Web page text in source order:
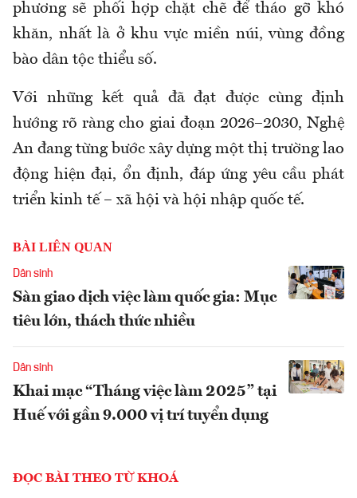
phương sẽ phối hợp chặt chẽ để tháo gỡ khó
khăn, nhất là ở khu vực miền núi, vùng đồng
bào dân tộc thiểu số.
Với những kết quả đã đạt được cùng định
hướng rõ ràng cho giai đoạn 2026–2030, Nghệ
An đang từng bước xây dựng một thị trường lao
động hiện đại, ổn định, đáp ứng yêu cầu phát
triển kinh tế – xã hội và hội nhập quốc tế.
BÀI LIÊN QUAN
Dân sinh
Sàn giao dịch việc làm quốc gia: Mục
tiêu lớn, thách thức nhiều
Dân sinh
Khai mạc “Tháng việc làm 2025” tại
Huế với gần 9.000 vị trí tuyển dụng
ĐỌC BÀI THEO TỪ KHOÁ